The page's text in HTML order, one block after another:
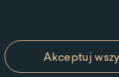
Akceptuj
przeprowadzane
różnorodną
Do zbioru
i tapicerskie,